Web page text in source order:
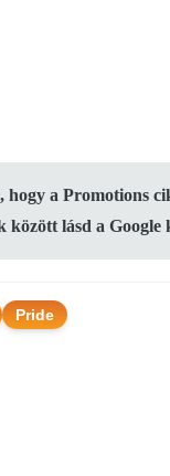
hogy a Promotions
között lásd a Google
Pride